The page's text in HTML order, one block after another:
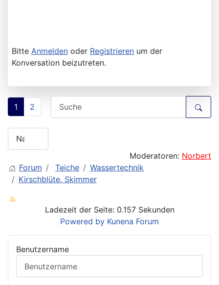
Bitte Anmelden oder Registrieren um der
Konversation beizutreten.
1 2
Moderatoren: Norbert
Forum
Teiche
Wassertechnik
Kirschblüte, Skimmer
Ladezeit der Seite: 0.157 Sekunden
Powered by Kunena Forum
Benutzername